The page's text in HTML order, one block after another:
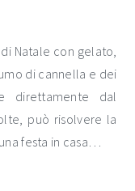
Natale con gelato,
di cannella e dei
direttamente dal
può risolvere la
festa in casa…